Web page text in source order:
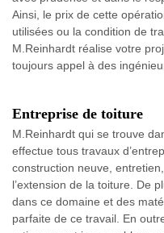
Ainsi, le prix de cette
utilisées ou la condition de
M.Reinhardt réalise votre
toujours appel à des
Entreprise de toiture
M.Reinhardt qui se trouve
effectue tous travaux
construction neuve,
l’extension de la toiture. De
dans ce domaine et des
parfaite de ce travail. En